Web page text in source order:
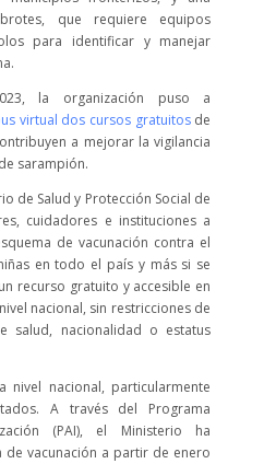
que requiere equipos
para identificar y manejar
la organización puso a
virtual dos cursos gratuitos de
a mejorar la vigilancia
sarampión.
de Salud y Protección Social de
cuidadores e instituciones a
de vacunación contra el
en todo el país y más si se
recurso gratuito y accesible en
nacional, sin restricciones de
salud, nacionalidad o estatus
nivel nacional, particularmente
A través del Programa
(PAI), el Ministerio ha
vacunación a partir de enero